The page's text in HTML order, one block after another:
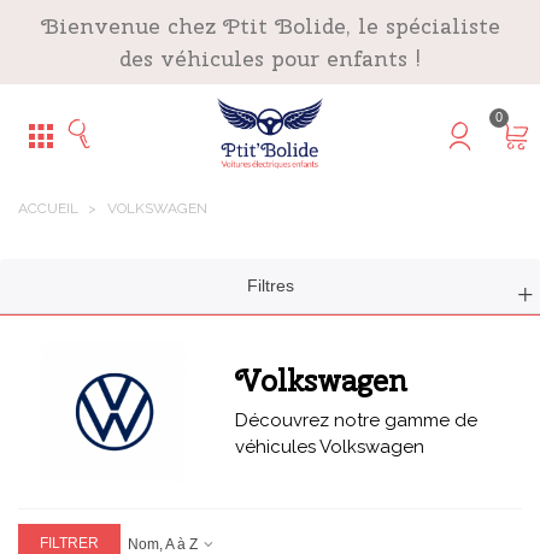
Bienvenue chez Ptit Bolide, le spécialiste
des véhicules pour enfants !
0
ACCUEIL > VOLKSWAGEN
Filtres
Volkswagen
Découvrez notre gamme de
véhicules Volkswagen
FILTRER Nom, A à Z